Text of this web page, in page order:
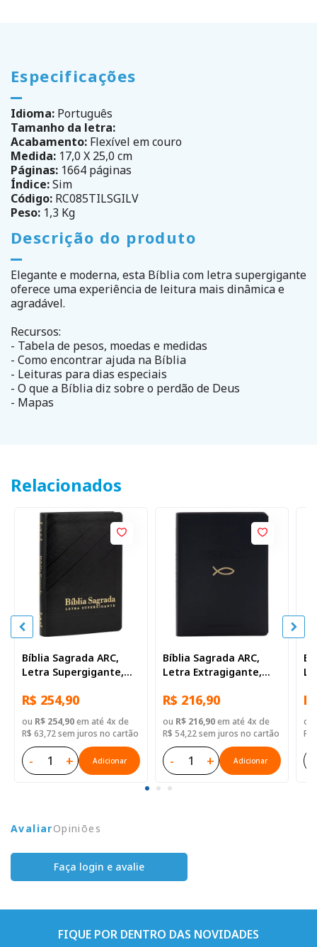
Especificações
Idioma: Português
Tamanho da letra:
Acabamento: Flexível em couro
Medida: 17,0 X 25,0 cm
Páginas: 1664 páginas
Índice:Sim
Código: RC085TILSGILV
Peso: 1,3 Kg
Descrição do produto
Elegante e moderna, esta Bíblia com letra supergigante
oferece uma experiência de leitura mais dinâmica e
agradável.
Recursos:
- Tabela de pesos, moedas e medidas
- Como encontrar ajuda na Bíblia
- Leituras para dias especiais
- O que a Bíblia diz sobre o perdão de Deus
- Mapas
Relacionados
Bíblia Sagrada ARC,
Letra Supergigante,
destacadas, com
índice, com zíper, Capa
Couro Sintético Preta
R$ 254,90
ou R$ 254,90em até 4x de
R$ 63,72 sem juros no cartão
- + Adicionar
Bíblia Sagrada ARC,
Letra Extragigante,
destacadas, com
índice, Capa Couro
Sintético Preta
R$ 216,90
ou R$ 216,90em até 4x de
R$ 54,22 sem juros no cartão
- + Adicionar
ou
R$
AvaliarOpiniões
Faça login e avalie
FIQUE POR DENTRO DAS NOVIDADES